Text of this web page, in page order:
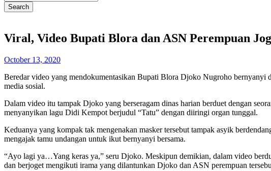
Viral, Video Bupati Blora dan ASN Perempuan
October 13, 2020
Beredar video yang mendokumentasikan Bupati Blora Djoko Nugroho bernyanyi
media sosial.
Dalam video itu tampak Djoko yang berseragam dinas harian berduet dengan
menyanyikan lagu Didi Kempot berjudul “Tatu” dengan diiringi organ tunggal.
Keduanya yang kompak tak mengenakan masker tersebut tampak asyik
mengajak tamu undangan untuk ikut bernyanyi bersama.
“Ayo lagi ya…Yang keras ya,” seru Djoko. Meskipun demikian, dalam video
dan berjoget mengikuti irama yang dilantunkan Djoko dan ASN perempuan